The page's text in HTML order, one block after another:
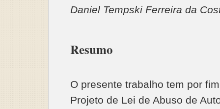
Daniel Tempski Ferreira da
Resumo
O presente trabalho tem por
Projeto de Lei de Abuso de